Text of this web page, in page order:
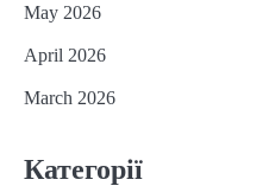
May 2026
April 2026
March 2026
Категорії